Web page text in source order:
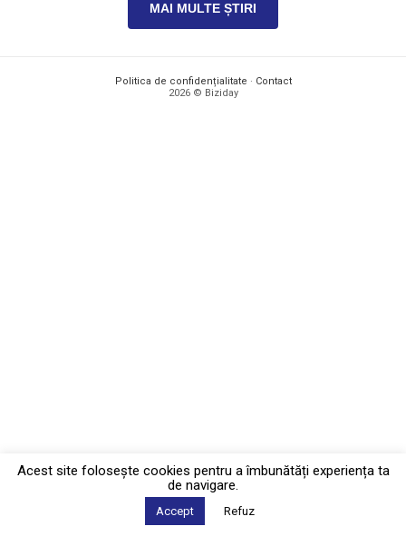
MAI MULTE ȘTIRI
Politica de confidențialitate · Contact
2026 © Biziday
Acest site foloseşte cookies pentru a îmbunătăți experiența ta
de navigare.
Accept Refuz